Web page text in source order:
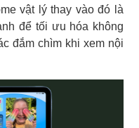
vật lý thay vào đó là
để tối ưu hóa không
đắm chìm khi xem nội